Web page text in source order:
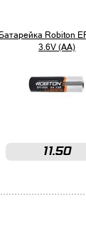
Батарейка Robiton
3.6V (AA)
11.50